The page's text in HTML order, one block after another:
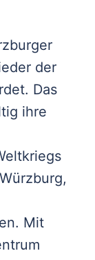
der
Das
ihre
Mit